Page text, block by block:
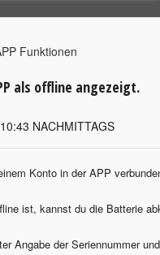
Funktionen
als offline angezeigt.
NACHMITTAGS
Konto in der APP
ist, kannst du die Batterie
Angabe der Seriennummer